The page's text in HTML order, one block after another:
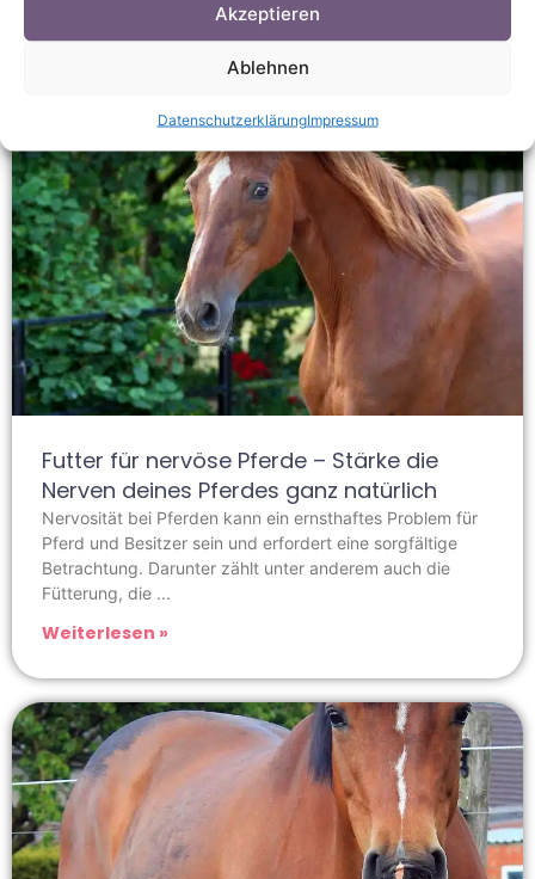
Akzeptieren
Ablehnen
DatenschutzerklärungImpressum
Futter für nervöse Pferde – Stärke die
Nerven deines Pferdes ganz natürlich
Nervosität bei Pferden kann ein ernsthaftes Problem für
Pferd und Besitzer sein und erfordert eine sorgfältige
Betrachtung. Darunter zählt unter anderem auch die
Fütterung, die
Weiterlesen »